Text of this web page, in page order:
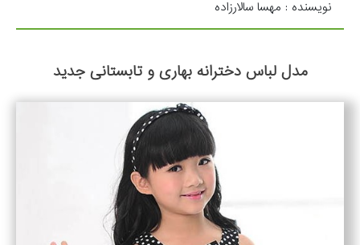
نویسنده : مهسا سالارزاده
مدل لباس دخترانه بهاری و تابستانی جدید